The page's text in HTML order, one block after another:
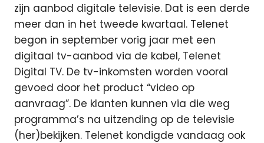
zijn aanbod digitale televisie. Dat is een derde
meer dan in het tweede kwartaal. Telenet
begon in september vorig jaar met een
digitaal tv-aanbod via de kabel, Telenet
Digital TV. De tv-inkomsten worden vooral
gevoed door het product “video op
aanvraag”. De klanten kunnen via die weg
programma’s na uitzending op de televisie
(her)bekijken. Telenet kondigde vandaag ook